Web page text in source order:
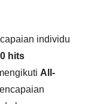
individu
hits
All-